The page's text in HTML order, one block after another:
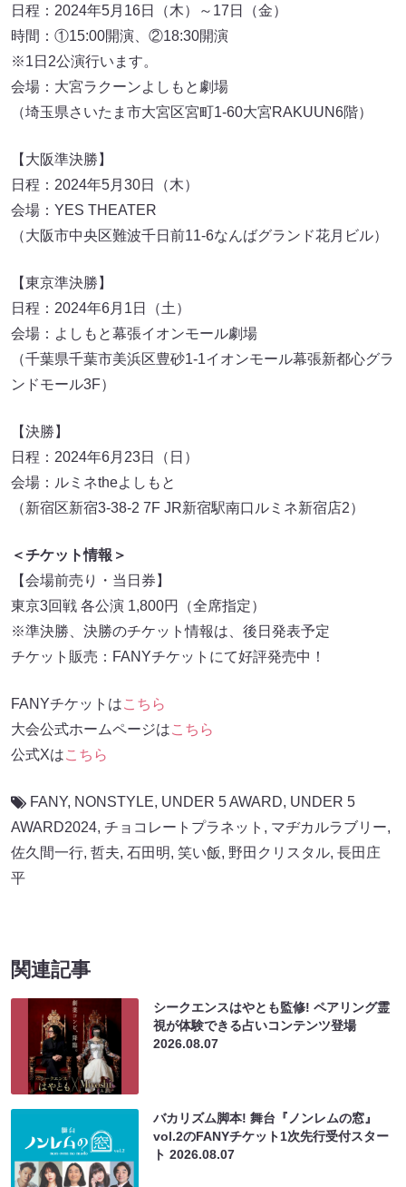
日程：2024年5月16日（木）～17日（金）
時間：①15:00開演、②18:30開演
※1日2公演行います。
会場：大宮ラクーンよしもと劇場
（埼玉県さいたま市大宮区宮町1-60大宮RAKUUN6階）
【大阪準決勝】
日程：2024年5月30日（木）
会場：YES THEATER
（大阪市中央区難波千日前11-6なんばグランド花月ビル）
【東京準決勝】
日程：2024年6月1日（土）
会場：よしもと幕張イオンモール劇場
（千葉県千葉市美浜区豊砂1-1イオンモール幕張新都心グラ
ンドモール3F）
【決勝】
日程：2024年6月23日（日）
会場：ルミネtheよしもと
（新宿区新宿3-38-2 7F JR新宿駅南口ルミネ新宿店2）
＜チケット情報＞
【会場前売り・当日券】
東京3回戦 各公演 1,800円（全席指定）
※準決勝、決勝のチケット情報は、後日発表予定
チケット販売：FANYチケットにて好評発売中！
FANYチケットはこちら
大会公式ホームページはこちら
公式Xはこちら
FANY, NONSTYLE, UNDER 5 AWARD, UNDER 5
AWARD2024, チョコレートプラネット , マヂカルラブリー,
佐久間一行, 哲夫, 石田明, 笑い飯, 野田クリスタル, 長田庄
平
関連記事
シークエンスはやとも監修! ペアリング霊
視が体験できる占いコンテンツ登場
2026.08.07
バカリズム脚本! 舞台『ノンレムの窓』
vol.2のFANYチケット1次先行受付スター
ト2026.08.07